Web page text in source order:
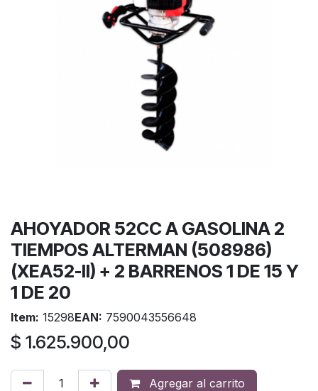
AHOYADOR 52CC A GASOLINA 2
TIEMPOS ALTERMAN (508986)
(XEA52-II) + 2 BARRENOS 1 DE 15 Y
1 DE 20
Item: 15298EAN: 7590043556648
$ 1.625.900,00
Agregar al carrito